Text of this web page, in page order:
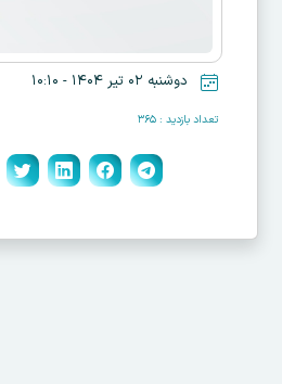
دوشنبه ۰۲ تیر ۱۴۰۴ - ۱۰:۱۰
تعداد بازدید : ۳۶۵